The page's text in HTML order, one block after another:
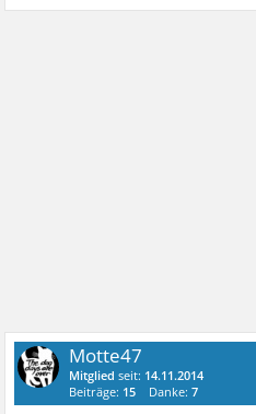
Motte47
Mitglied seit: 14.11.2014
Beiträge: 15 Danke:7